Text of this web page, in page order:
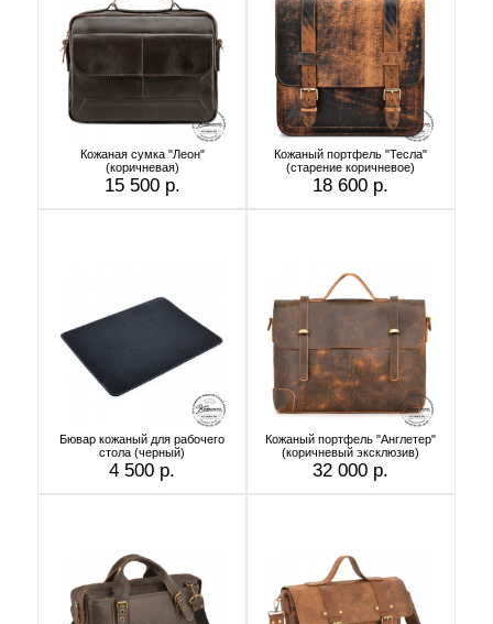
Кожаная сумка "Леон"
(коричневая)
15 500 р.
Кожаный портфель "Тесла"
(старение коричневое)
18 600 р.
Бювар кожаный для рабочего
стола (черный)
4 500 р.
Кожаный портфель "Англетер"
(коричневый эксклюзив)
32 000 р.